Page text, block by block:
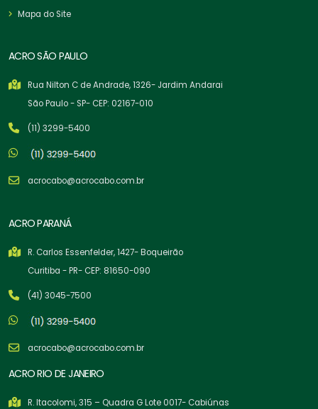
Mapa do Site
ACRO SÃO PAULO
Rua Nilton C de Andrade, 1326- Jardim Andarai
São Paulo - SP- CEP: 02167-010
(11) 3299-5400
acrocabo@acrocabo.com.br
ACRO PARANÁ
R. Carlos Essenfelder, 1427- Boqueirão
Curitiba - PR- CEP: 81650-090
(41) 3045-7500
acrocabo@acrocabo.com.br
ACRO RIO DE JANEIRO
R. Itacolomi, 315 – Quadra G Lote 0017- Cabiúnas